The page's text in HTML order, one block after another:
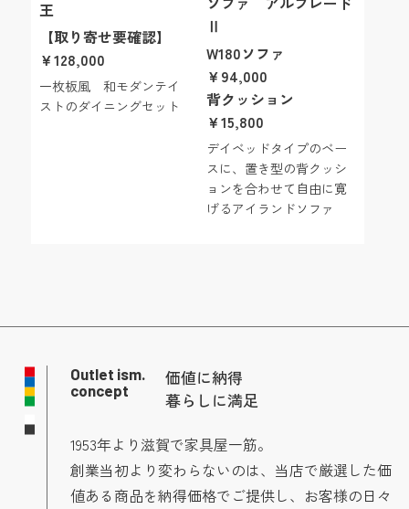
王
【取り寄せ要確認】
￥128,000
一枚板風 和モダンテイ
ストのダイニングセット
Ⅱ
W180ソファ
￥94,000
背クッション
￥15,800
デイベッドタイプのベー
スに、置き型の背クッシ
ョンを合わせて自由に寛
げるアイランドソファ
Outlet ism.
concept
価値に納得
暮らしに満足
1953年より滋賀で家具屋一筋。
創業当初より変わらないのは、当店で厳選した価
値ある商品を納得価格でご提供し、お客様の日々